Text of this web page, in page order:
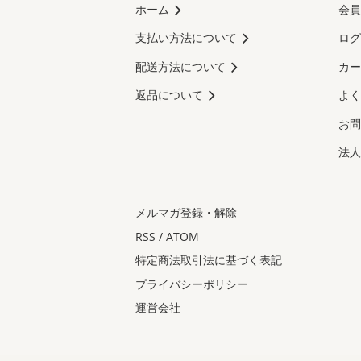
ホーム
支払い方法について
配送方法について
返品について
会
ロ
カ
よ
お
法
メルマガ登録・解除
RSS / ATOM
特定商法取引法に基づく表記
プライバシーポリシー
運営会社